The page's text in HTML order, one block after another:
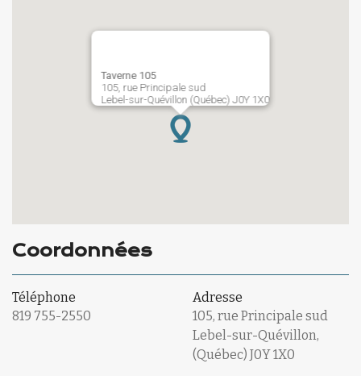
Taverne 105
105, rue Principale sud
Lebel-sur-Quévillon (Québec) J0Y 1X0
Coordonnées
Téléphone
819 755-2550
Adresse
105, rue Principale sud
Lebel-sur-Quévillon,
(Québec) J0Y 1X0